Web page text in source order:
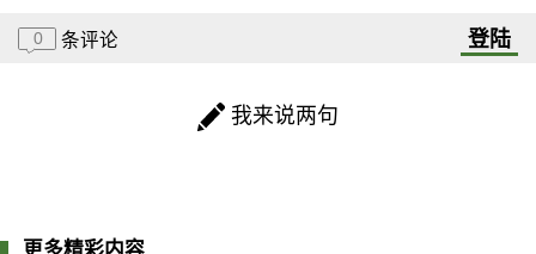
0 条评论 登陆
我来说两句